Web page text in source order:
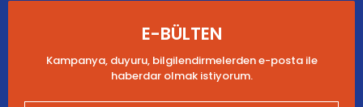
E-BÜLTEN
Kampanya, duyuru, bilgilendirmelerden e-posta ile
haberdar olmak istiyorum.